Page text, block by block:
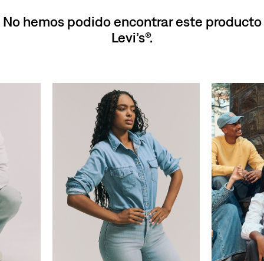
No hemos podido encontrar este producto
Levi’s®.